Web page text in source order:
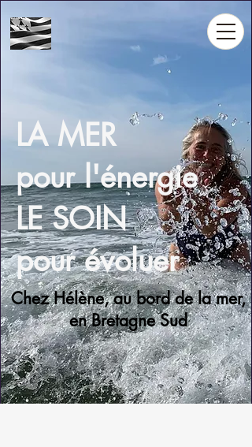
LA MER
pour l'énergie
LE SOIN
pour évoluer
Chez Hélène, au bord de la mer,
en Bretagne Sud